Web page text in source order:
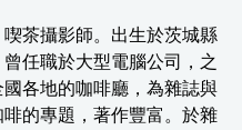
茶攝影師。出生於茨城縣
任職於大型電腦公司，之
各地的咖啡廳，為雜誌與
的專題，著作豐富。於雜